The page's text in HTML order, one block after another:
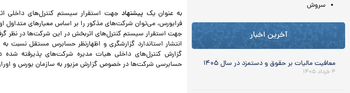
سروش
آخرین اخبار
معافیت مالیات بر حقوق و دستمزد در سال ۱۴۰۵
۴ خرداد ۱۴۰۵
به عنوان یک پیشنهاد جهت استقرار سیستم کنترل‌های داخلی
جهت استقرار سیستم کنترل‌های اثربخش در این شرکت‌ها در نظر
انتشار استاندارد گزارشگری و اظهارنظر حسابرس مستقل نسبت
گزارش کنترل‌های داخلی هیات مدیره شرکت‌های پذیرفته شده
حسابرسی شرکت‌ها در خصوص گزارش مزبور به سازمان بورس و